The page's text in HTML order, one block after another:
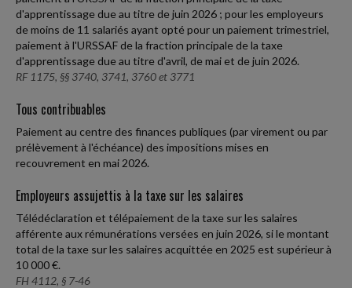
d'apprentissage due au titre de juin 2026 ; pour les employeurs
de moins de 11 salariés ayant opté pour un paiement trimestriel,
paiement à l'URSSAF de la fraction principale de la taxe
d'apprentissage due au titre d'avril, de mai et de juin 2026.
RF 1175, §§ 3740, 3741, 3760 et 3771
Tous contribuables
Paiement au centre des finances publiques (par virement ou par
prélèvement à l'échéance) des impositions mises en
recouvrement en mai 2026.
Employeurs assujettis à la taxe sur les salaires
Télédéclaration et télépaiement de la taxe sur les salaires
afférente aux rémunérations versées en juin 2026, si le montant
total de la taxe sur les salaires acquittée en 2025 est supérieur à
10 000 €.
FH 4112, § 7-46